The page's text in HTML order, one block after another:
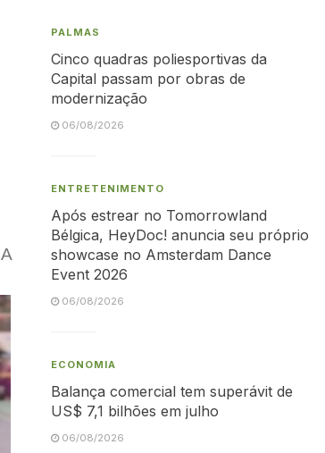
A
PALMAS
Cinco quadras poliesportivas da
Capital passam por obras de
modernização
06/08/2026
ENTRETENIMENTO
Após estrear no Tomorrowland
Bélgica, HeyDoc! anuncia seu próprio
showcase no Amsterdam Dance
Event 2026
06/08/2026
ECONOMIA
Balança comercial tem superávit de
US$ 7,1 bilhões em julho
06/08/2026